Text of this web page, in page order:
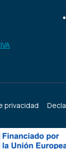
privacidad